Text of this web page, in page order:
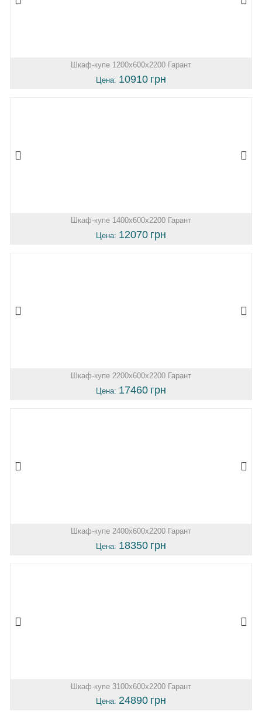
Шкаф-купе 1200х600х2200 Гарант
Цена: 10910 грн
Шкаф-купе 1400х600х2200 Гарант
Цена: 12070 грн
Шкаф-купе 2200х600х2200 Гарант
Цена: 17460 грн
Шкаф-купе 2400х600х2200 Гарант
Цена: 18350 грн
Шкаф-купе 3100х600х2200 Гарант
Цена: 24890 грн